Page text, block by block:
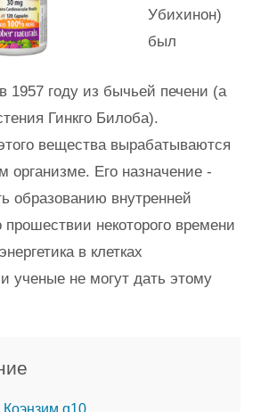
Убихинон)
был
1957 году из бычьей печени (а
Гинкго Билоба).
вещества вырабатываются
Его назначение -
образованию внутренней
некоторого времени
в клетках
ученые не могут дать этому
Коэнзим q10